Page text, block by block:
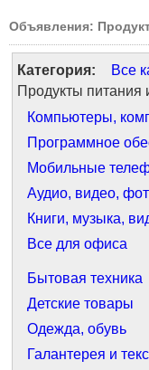
Объявления:
Категория: Все
Продукты питания
Компьютеры,
Программное
Мобильные
Аудио, видео,
Книги, музыка,
Все для офиса
Бытовая техника
Детские товары
Одежда, обувь
Галантерея и